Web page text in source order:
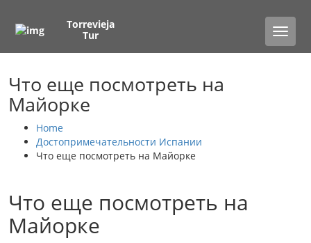
Toggle
Torrevieja
Tur
Что еще посмотреть на
Майорке
Home
Достопримечательности Испании
Что еще посмотреть на Майорке
Что еще посмотреть на
Майорке